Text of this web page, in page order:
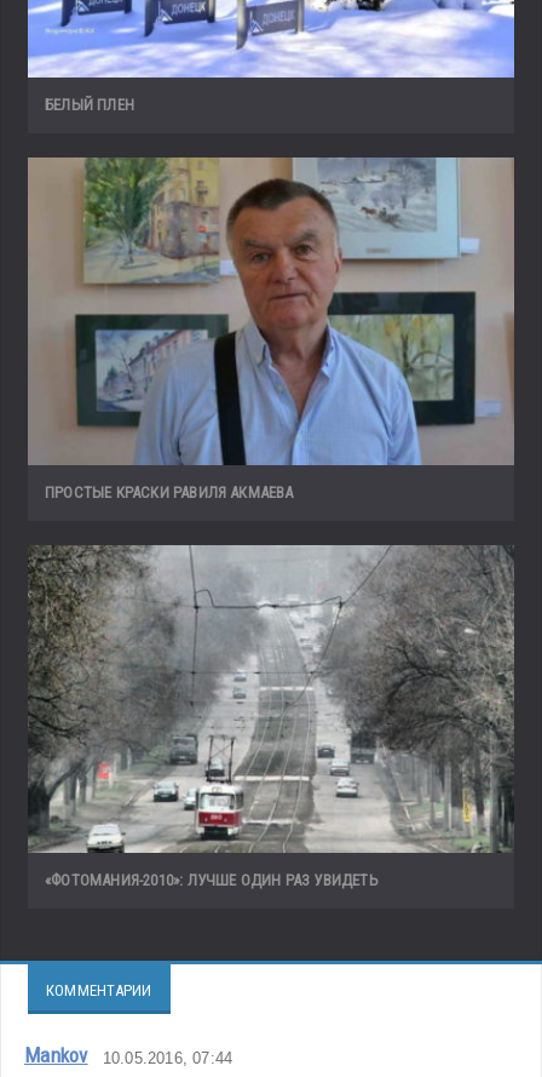
БЕЛЫЙ ПЛЕН
ПРОСТЫЕ КРАСКИ РАВИЛЯ АКМАЕВА
«ФОТОМАНИЯ-2010»: ЛУЧШЕ ОДИН РАЗ УВИДЕТЬ
КОММЕНТАРИИ
Mankov 10.05.2016, 07:44